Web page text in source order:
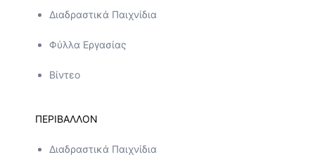
Διαδραστικά Παιχνίδια
Φύλλα Εργασίας
Βίντεο
ΠΕΡΙΒΑΛΛΟΝ
Διαδραστικά Παιχνίδια